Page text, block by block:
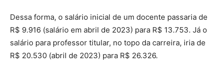
Dessa forma, o salário inicial de um docente passaria de
R$ 9.916 (salário em abril de 2023) para R$ 13.753. Já o
salário para professor titular, no topo da carreira, iria de
R$ 20.530 (abril de 2023) para R$ 26.326.